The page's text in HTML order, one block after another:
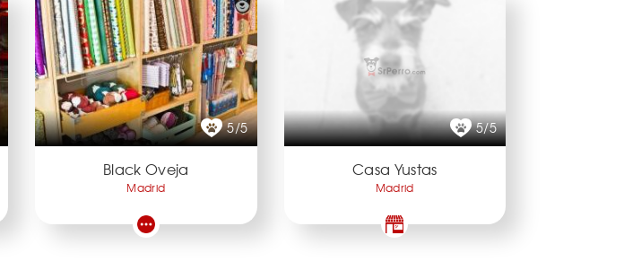
5/5
Black Oveja
Madrid
5/5
Casa Yustas
Madrid